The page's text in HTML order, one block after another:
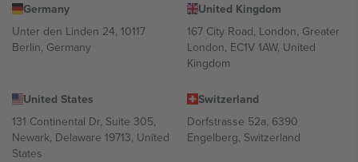
Germany
Unter den Linden 24, 10117
Berlin, Germany
United Kingdom
167 City Road, London, Greater
London, EC1V 1AW, United
Kingdom
United States
131 Continental Dr, Suite 305,
Newark, Delaware 19713, United
States
Switzerland
Dorfstrasse 52a, 6390
Engelberg, Switzerland